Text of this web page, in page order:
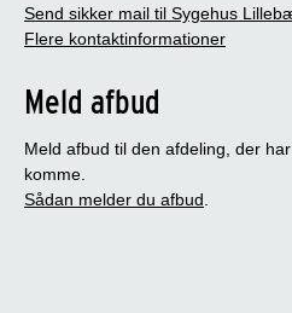
Send sikker mail til Sygehus
Flere kontaktinformationer
Meld afbud
Meld afbud til den afdeling, der
komme.
Sådan melder du afbud.